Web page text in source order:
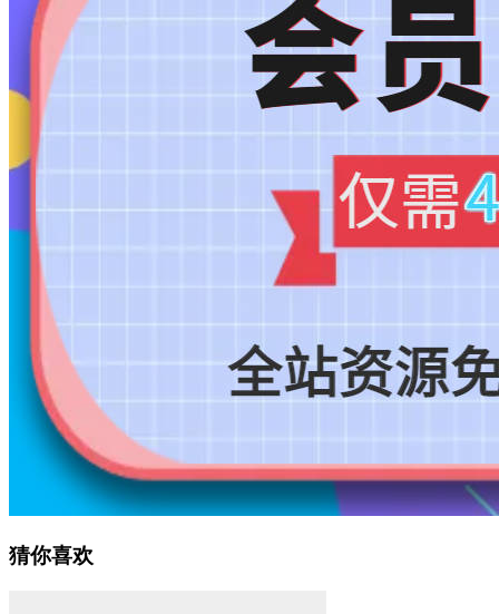
猜你喜欢